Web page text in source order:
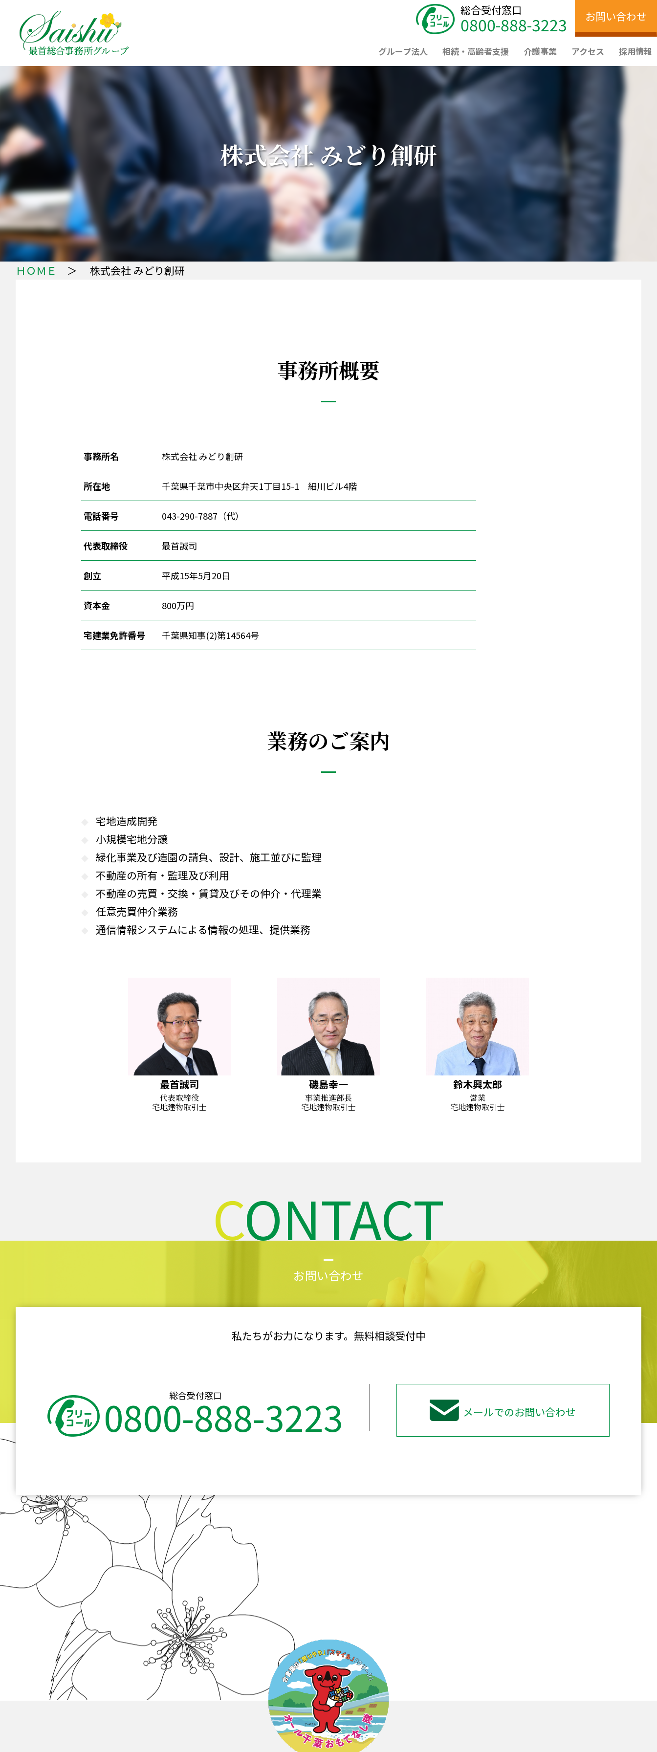
総合受付窓口
0800-888-3223 お問い合わせ
グループ法人 相続・高齢者支援 介護事業 アクセス 採用情報
株式会社 みどり創研
ＨＯＭＥ ＞ 株式会社 みどり創研
事務所概要
事務所名 株式会社 みどり創研
所在地 千葉県千葉市中央区弁天1丁目15-1 細川ビル4階
電話番号 043-290-7887（代）
代表取締役 最首誠司
創立 平成15年5月20日
資本金 800万円
宅建業免許番号 千葉県知事(2)第14564号
業務のご案内
宅地造成開発
小規模宅地分譲
緑化事業及び造園の請負、設計、施工並びに監理
不動産の所有・監理及び利用
不動産の売買・交換・賃貸及びその仲介・代理業
任意売買仲介業務
通信情報システムによる情報の処理、提供業務
最首誠司
代表取締役
宅地建物取引士
磯島幸一
事業推進部長
宅地建物取引士
鈴木興太郎
営業
宅地建物取引士
CONTACT
お問い合わせ
私たちがお力になります。無料相談受付中
総合受付窓口
0800-888-3223 メールでのお問い合わせ